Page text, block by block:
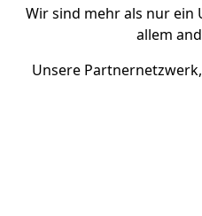
Wir sind mehr als nur
allem
Unsere